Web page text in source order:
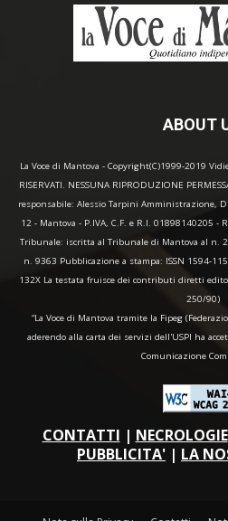
ABOUT
La Voce di Mantova - Copyright(C)1999-2019
RISERVATI. NESSUNA RIPRODUZIONE
responsabile: Alessio Tarpini Amministrazione,
12 - Mantova - P.IVA, C.F. e R.I. 01898140205 -
Tribunale: iscritta al Tribunale di Mantova al n.
n. 9363 Pubblicazione a stampa: ISSN 1594-
132X La testata fruisce dei contributi diretti
250/90)
“La Voce di Mantova tramite la Fipeg
aderendo alla carta dei servizi dell'USPI ha
Comunicazione
CONTATTI | NECROLOGIE
PUBBLICITA' | LA